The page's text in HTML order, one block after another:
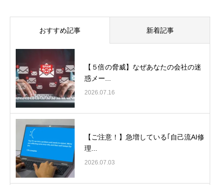
おすすめ記事 新着記事
【５倍の脅威】なぜあなたの会社の迷
惑メー...
2026.07.16
【ご注意！】急増している｢自己流AI修
理...
2026.07.03